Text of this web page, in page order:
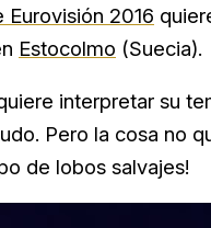
Eurovisión 2016
Estocolmo (Suecia).
interpretar su
Pero la cosa no
de lobos salvajes!